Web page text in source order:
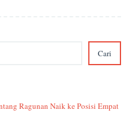
Cari
Ragunan Naik ke Posisi Empat